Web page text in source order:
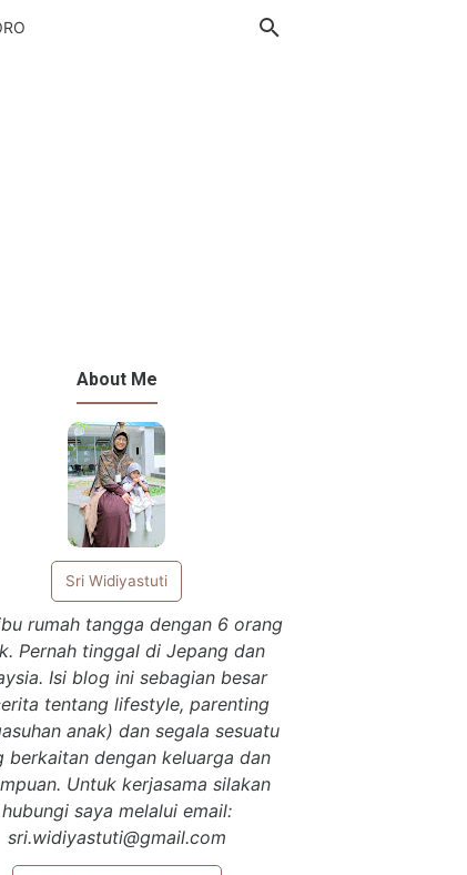
About Me
Sri Widiyastuti
rumah tangga dengan 6 orang
Pernah tinggal di Jepang dan
Isi blog ini sebagian besar
tentang lifestyle, parenting
anak) dan segala sesuatu
berkaitan dengan keluarga dan
Untuk kerjasama silakan
hubungi saya melalui email:
sri.widiyastuti@gmail.com